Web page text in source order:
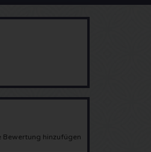
Bewertung hinzufügen